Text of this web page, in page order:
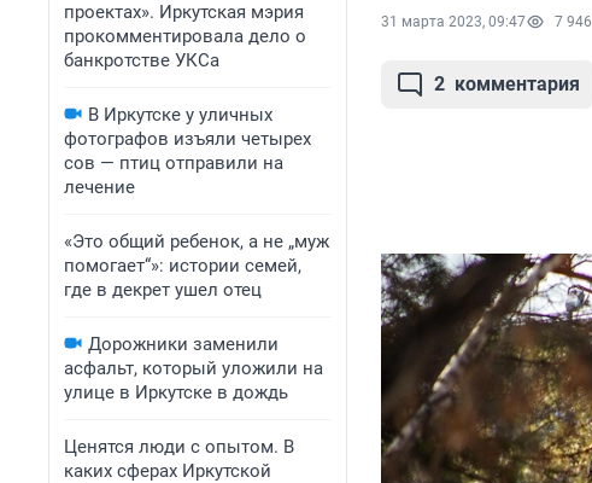
проектах». Иркутская мэрия
прокомментировала дело о
банкротстве УКСа
В Иркутске у уличных
фотографов изъяли четырех
сов — птиц отправили на
лечение
«Это общий ребенок, а не „муж
помогает“»: истории семей,
где в декрет ушел отец
Дорожники заменили
асфальт, который уложили на
улице в Иркутске в дождь
Ценятся люди с опытом. В
каких сферах Иркутской
31 марта 2023, 09:47 7 946
2 комментария